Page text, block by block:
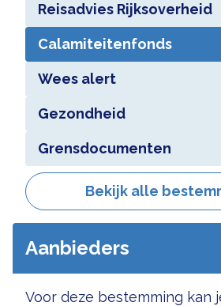
Reisadvies Rijksoverheid
Calamiteitenfonds
Wees alert
Gezondheid
Grensdocumenten
Bekijk alle
Aanbieders
Voor deze bestemming kan